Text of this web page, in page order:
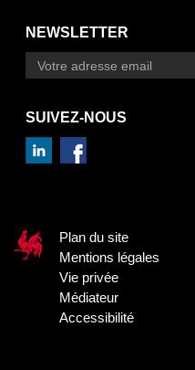
NEWSLETTER
SUIVEZ-NOUS
Plan du site
Mentions légales
Vie privée
Médiateur
Accessibilité